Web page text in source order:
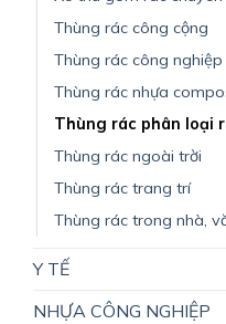
Thùng rác công cộng
Thùng rác công nghiệp
Thùng rác nhựa
Thùng rác phân loại
Thùng rác ngoài trời
Thùng rác trang trí
Thùng rác trong nhà,
Y TẾ
NHỰA CÔNG NGHIỆP